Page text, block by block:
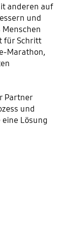
anderen auf
und
für Schritt
Marathon,
Partner
und
Lösung